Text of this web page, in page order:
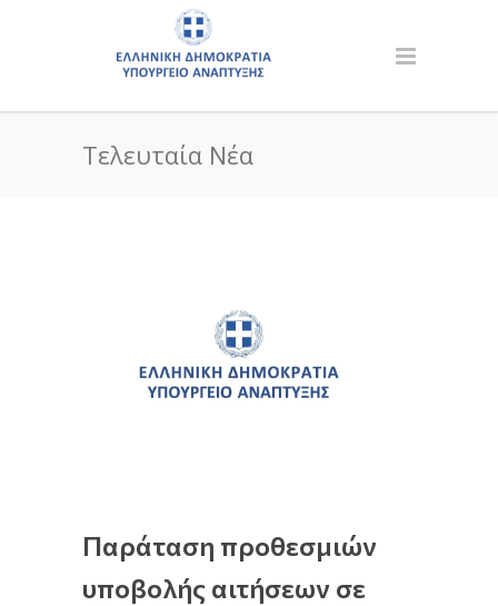
Τελευταία Νέα
Παράταση προθεσμιών
υποβολής αιτήσεων σε